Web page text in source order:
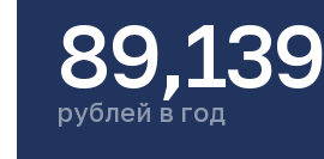
89,139
рублей в год